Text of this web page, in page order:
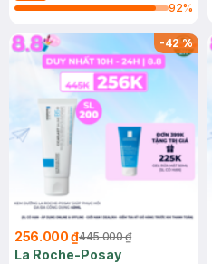
92%
-42%
256.000 ₫445.000 ₫
La Roche-Posay